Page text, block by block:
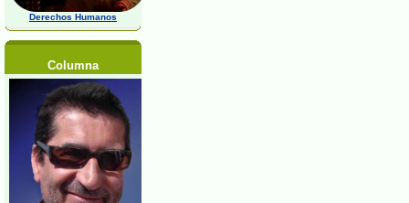
Derechos Humanos
Columna